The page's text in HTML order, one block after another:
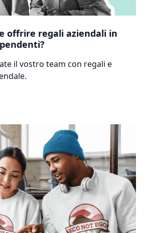
offrire regali aziendali in
il vostro team con regali e